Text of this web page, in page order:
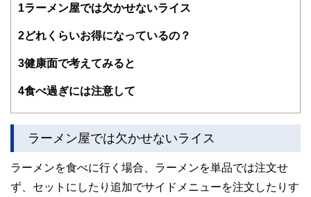
得者を中心に「お金や暮らし」に関する書籍・雑誌の編集経
験者で構成され、企画立案から記事掲載まですべての工程に
護士、税理士、宅地建物取引士、相続診断士、住宅ローンア
かしく感じられる年金や税金、相続、保険、ローンなどの話
をわかりやすく発信している点です。
執筆者・監修者による執筆体制を築くことで、内容のわかり
1 ラーメン屋では欠かせないライス
2どれくらいお得になっているの？
3健康面で考えてみると
4食べ過ぎには注意して
ラーメン屋では欠かせないライス
ラーメンを食べに行く場合、ラーメンを単品では注文せ
ず、セットにしたり追加でサイドメニューを注文したりす